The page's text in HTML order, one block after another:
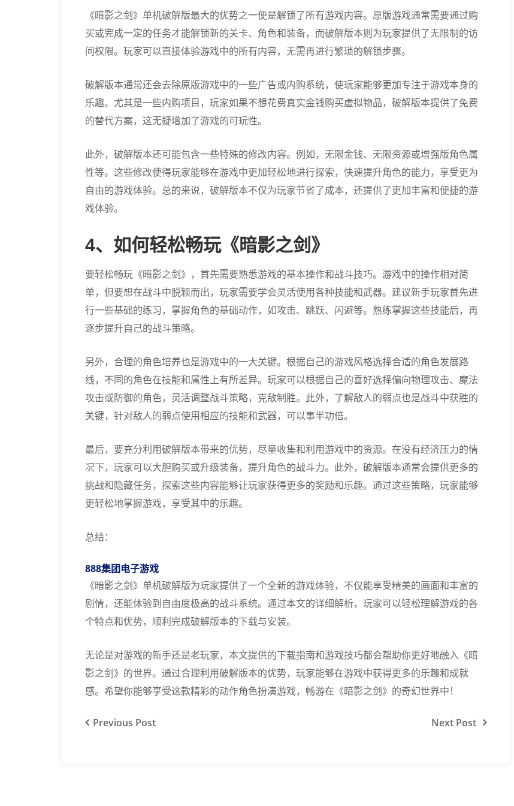
《暗影之剑》单机破解版最大的优势之一便是解锁了所有游戏内容。原版游戏通常需要通过购
买或完成一定的任务才能解锁新的关卡、角色和装备，而破解版本则为玩家提供了无限制的访
问权限。玩家可以直接体验游戏中的所有内容，无需再进行繁琐的解锁步骤。
破解版本通常还会去除原版游戏中的一些广告或内购系统，使玩家能够更加专注于游戏本身的
乐趣。尤其是一些内购项目，玩家如果不想花费真实金钱购买虚拟物品，破解版本提供了免费
的替代方案，这无疑增加了游戏的可玩性。
此外，破解版本还可能包含一些特殊的修改内容。例如，无限金钱、无限资源或增强版角色属
性等。这些修改使得玩家能够在游戏中更加轻松地进行探索，快速提升角色的能力，享受更为
自由的游戏体验。总的来说，破解版本不仅为玩家节省了成本，还提供了更加丰富和便捷的游
戏体验。
4、如何轻松畅玩《暗影之剑》
要轻松畅玩《暗影之剑》，首先需要熟悉游戏的基本操作和战斗技巧。游戏中的操作相对简
单，但要想在战斗中脱颖而出，玩家需要学会灵活使用各种技能和武器。建议新手玩家首先进
行一些基础的练习，掌握角色的基础动作，如攻击、跳跃、闪避等。熟练掌握这些技能后，再
逐步提升自己的战斗策略。
另外，合理的角色培养也是游戏中的一大关键。根据自己的游戏风格选择合适的角色发展路
线，不同的角色在技能和属性上有所差异。玩家可以根据自己的喜好选择偏向物理攻击、魔法
攻击或防御的角色，灵活调整战斗策略，克敌制胜。此外，了解敌人的弱点也是战斗中获胜的
关键，针对敌人的弱点使用相应的技能和武器，可以事半功倍。
最后，要充分利用破解版本带来的优势，尽量收集和利用游戏中的资源。在没有经济压力的情
况下，玩家可以大胆购买或升级装备，提升角色的战斗力。此外，破解版本通常会提供更多的
挑战和隐藏任务，探索这些内容能够让玩家获得更多的奖励和乐趣。通过这些策略，玩家能够
更轻松地掌握游戏，享受其中的乐趣。
总结：
888集团电子游戏
《暗影之剑》单机破解版为玩家提供了一个全新的游戏体验，不仅能享受精美的画面和丰富的
剧情，还能体验到自由度极高的战斗系统。通过本文的详细解析，玩家可以轻松理解游戏的各
个特点和优势，顺利完成破解版本的下载与安装。
无论是对游戏的新手还是老玩家，本文提供的下载指南和游戏技巧都会帮助你更好地融入《暗
影之剑》的世界。通过合理利用破解版本的优势，玩家能够在游戏中获得更多的乐趣和成就
感。希望你能够享受这款精彩的动作角色扮演游戏，畅游在《暗影之剑》的奇幻世界中！
Previous Post Next Post